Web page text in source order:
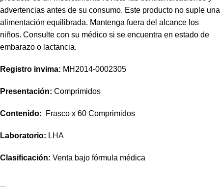
advertencias antes de su consumo. Este producto no suple una
alimentación equilibrada. Mantenga fuera del alcance los
niños. Consulte con su médico si se encuentra en estado de
embarazo o lactancia.
Registro invima: MH2014-0002305
Presentación: Comprimidos
Contenido: Frasco x 60 Comprimidos
Laboratorio: LHA
Clasificación: Venta bajo fórmula médica